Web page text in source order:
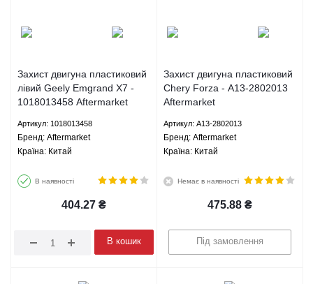
Захист двигуна пластиковий
лівий Geely Emgrand X7 -
1018013458 Aftermarket
Артикул: 1018013458
Брeнд: Aftermarket
Країна: Китай
В наявності
404.27 ₴
В кошик
Захист двигуна пластиковий
Chery Forza - A13-2802013
Aftermarket
Артикул: A13-2802013
Брeнд: Aftermarket
Країна: Китай
Немає в наявності
475.88 ₴
Під замовлення